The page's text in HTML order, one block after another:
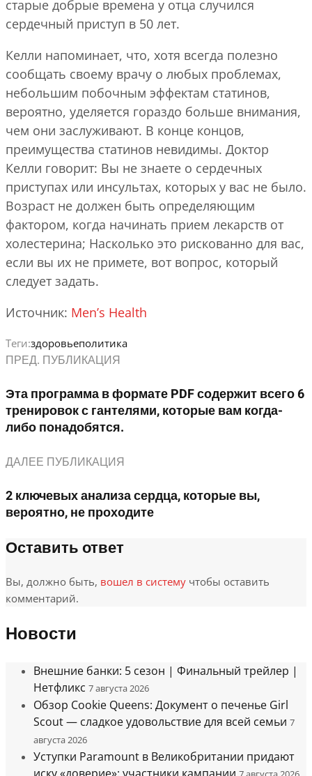
старые добрые времена у отца случился
сердечный приступ в 50 лет.
Келли напоминает, что, хотя всегда полезно
сообщать своему врачу о любых проблемах,
небольшим побочным эффектам статинов,
вероятно, уделяется гораздо больше внимания,
чем они заслуживают. В конце концов,
преимущества статинов невидимы. Доктор
Келли говорит: Вы не знаете о сердечных
приступах или инсультах, которых у вас не было.
Возраст не должен быть определяющим
фактором, когда начинать прием лекарств от
холестерина; Насколько это рискованно для вас,
если вы их не примете, вот вопрос, который
следует задать.
Источник: Men’s Health
Теги:здоровьеполитика
ПРЕД. ПУБЛИКАЦИЯ
Эта программа в формате PDF содержит всего 6
тренировок с гантелями, которые вам когда-
либо понадобятся.
ДАЛЕЕ ПУБЛИКАЦИЯ
2 ключевых анализа сердца, которые вы,
вероятно, не проходите
Оставить ответ
Вы, должно быть, вошел в систему чтобы оставить
комментарий.
Новости
Внешние банки: 5 сезон | Финальный трейлер |
Нетфликс 7 августа 2026
Обзор Cookie Queens: Документ о печенье Girl
Scout — сладкое удовольствие для всей семьи 7
августа 2026
Уступки Paramount в Великобритании придают
иску «доверие»: участники кампании